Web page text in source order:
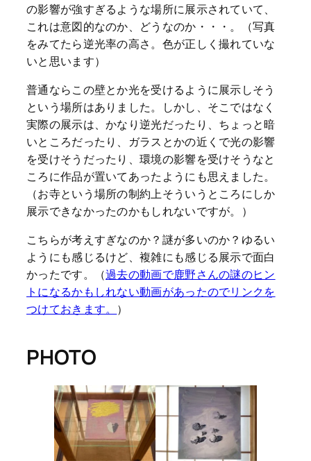
の影響が強すぎるような場所に展示されていて、
これは意図的なのか、どうなのか・・・。（写真
をみてたら逆光率の高さ。色が正しく撮れていな
いと思います）
普通ならこの壁とか光を受けるように展示しそう
という場所はありました。しかし、そこではなく
実際の展示は、かなり逆光だったり、ちょっと暗
いところだったり、ガラスとかの近くで光の影響
を受けそうだったり、環境の影響を受けそうなと
ころに作品が置いてあったようにも思えました。
（お寺という場所の制約上そういうところにしか
展示できなかったのかもしれないですが。）
こちらが考えすぎなのか？謎が多いのか？ゆるい
ようにも感じるけど、複雑にも感じる展示で面白
かったです。（過去の動画で鹿野さんの謎のヒン
トになるかもしれない動画があったのでリンクを
つけておきます。 ）
PHOTO